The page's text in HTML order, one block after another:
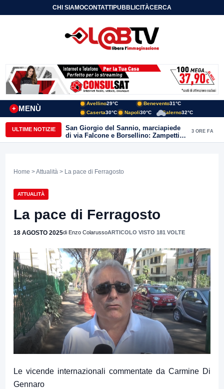
CHI SIAMOCONTATTIPUBBLICITÀCERCA
MENÙ
+
Avellino29°C Benevento31°C
Caserta30°C Napoli30°C Salerno32°C
ULTIME NOTIZIE
San Giorgio del Sannio, marciapiede
di via Falcone e Borsellino: Zampetti e
Lombardi replicano alle polemiche
3 ORE FA
Home >Attualità > La pace di Ferragosto
ATTUALITÀ
La pace di Ferragosto
18 AGOSTO 2025di Enzo ColarussoARTICOLO VISTO 181 VOLTE
Le vicende internazionali commentate da Carmine Di
Gennaro